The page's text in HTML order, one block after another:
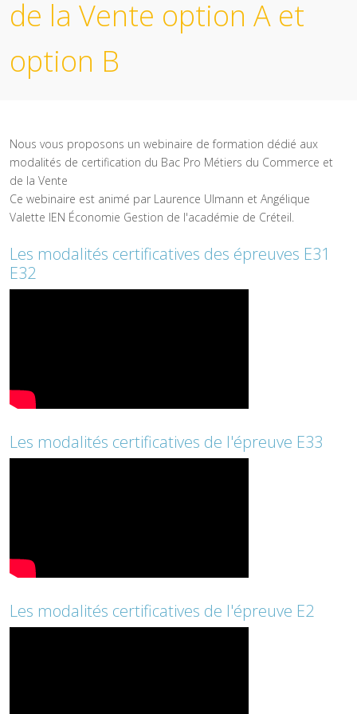
de la Vente option A et
option B
Nous vous proposons un webinaire de formation dédié aux
modalités de certification du Bac Pro Métiers du Commerce et
de la Vente
Ce webinaire est animé par Laurence Ulmann et Angélique
Valette IEN Économie Gestion de l'académie de Créteil.
Les modalités certificatives des épreuves E31
E32
Les modalités certificatives de l'épreuve E33
Les modalités certificatives de l'épreuve E2